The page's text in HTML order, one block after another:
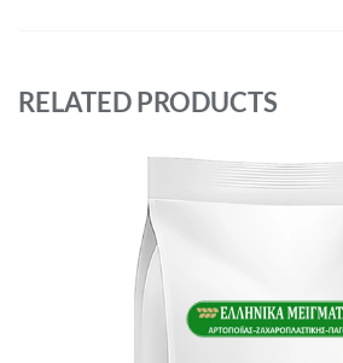
RELATED PRODUCTS